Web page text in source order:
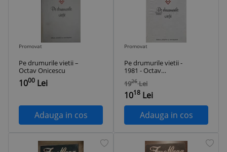
Promovat
Pe drumurile vietii –
Octav Onicescu
1000 Lei
Adauga in cos
Promovat
Pe drumurile vietii -
1981 - Octav
Onicescu (S258)
1926 Lei
1018 Lei
Adauga in cos